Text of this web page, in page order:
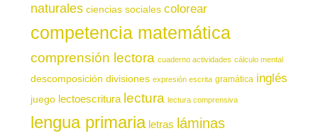
naturales ciencias sociales colorear
competencia matemática
comprensión lectora cuaderno actividades cálculo mental
descomposición divisiones expresión escrita gramática inglés
juego lectoescritura lectura lectura comprensiva
lengua primaria letras láminas